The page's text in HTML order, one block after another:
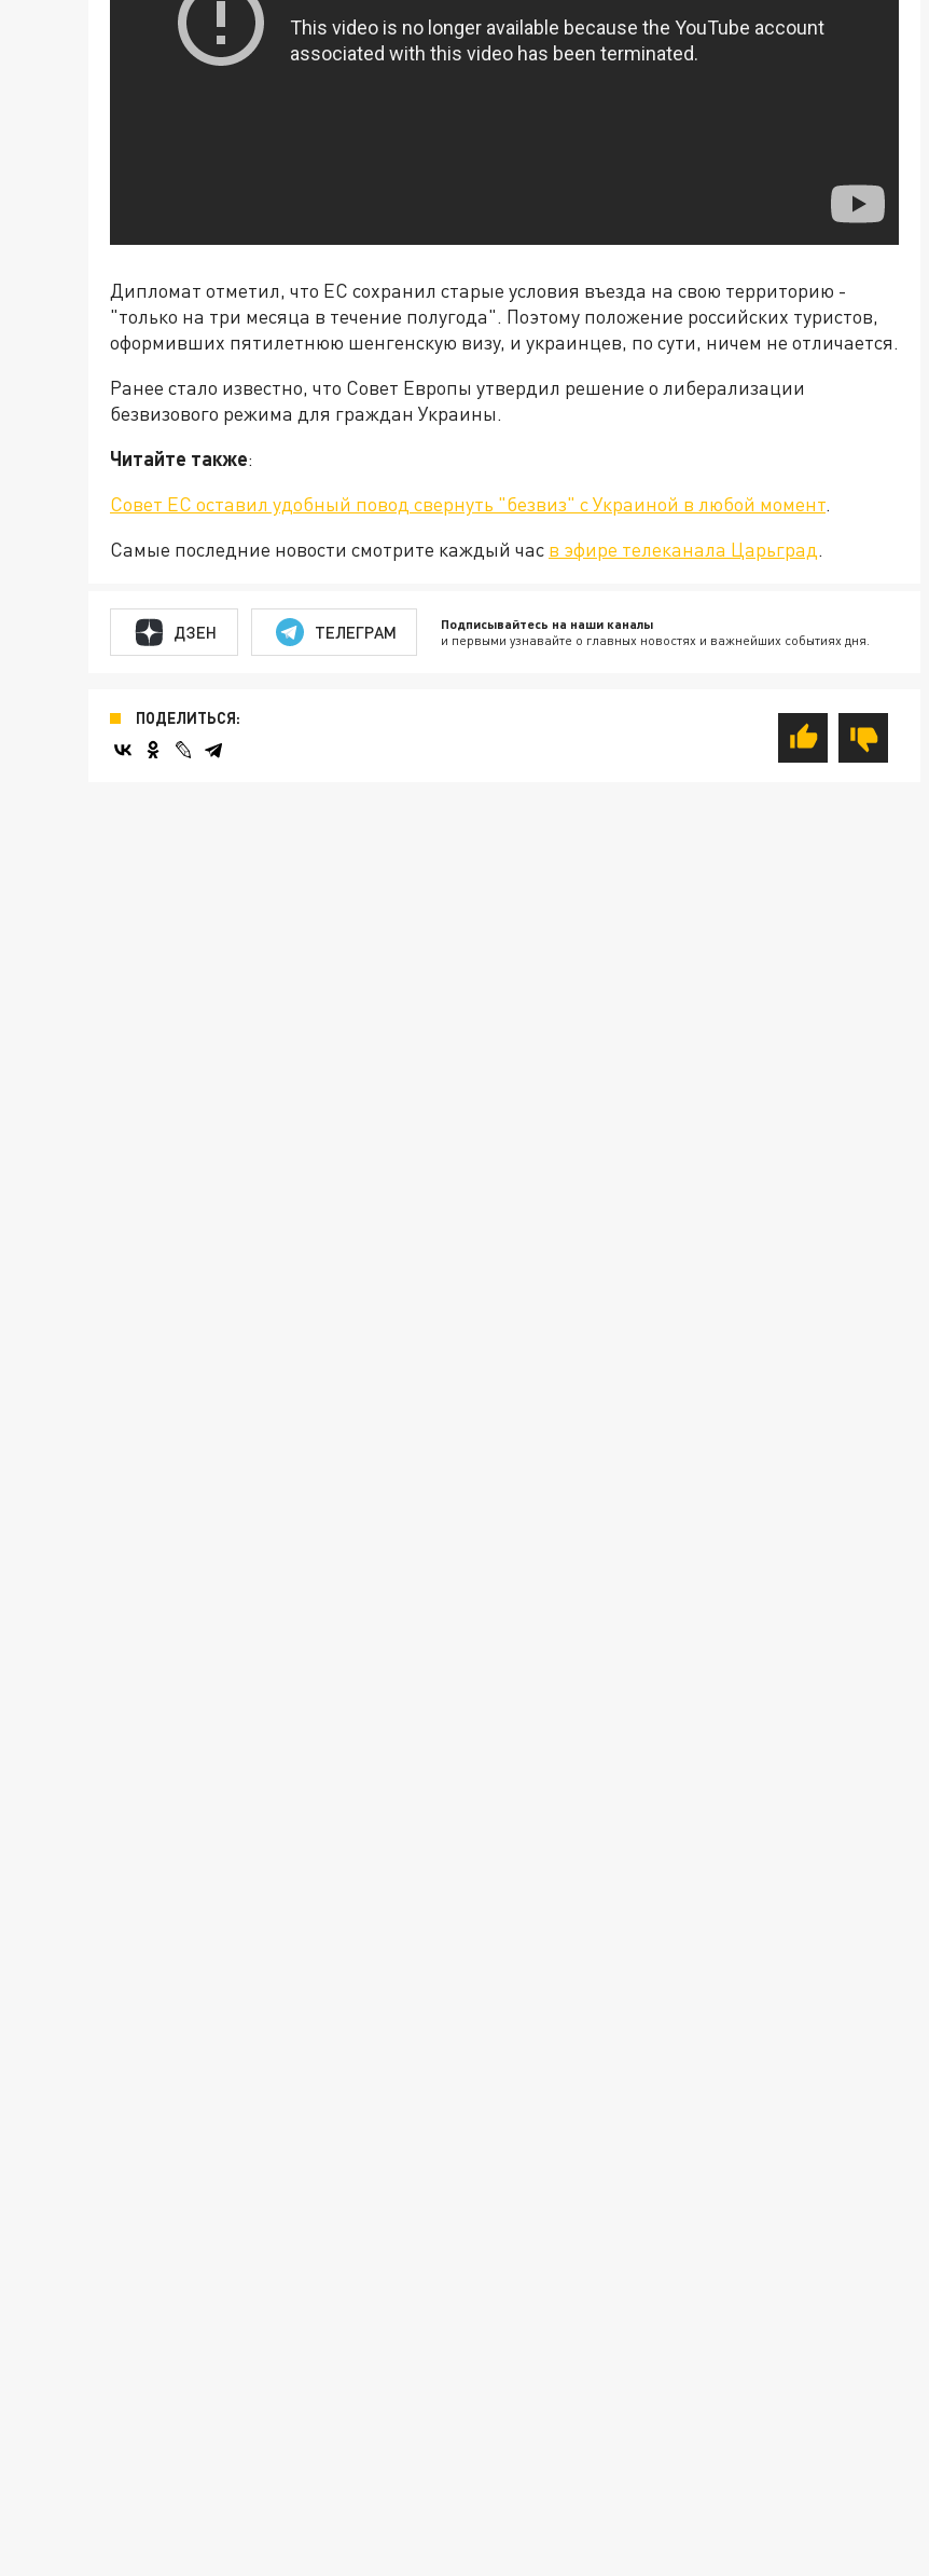
Дипломат отметил, что ЕС сохранил старые условия въезда на свою территорию -
"только на три месяца в течение полугода". Поэтому положение российских туристов,
оформивших пятилетнюю шенгенскую визу, и украинцев, по сути, ничем не отличается.
Ранее стало известно, что Совет Европы утвердил решение о либерализации
безвизового режима для граждан Украины.
Читайте также:
Совет ЕС оставил удобный повод свернуть "безвиз" с Украиной в любой момент.
Самые последние новости смотрите каждый час в эфире телеканала Царьград.
ДЗЕН ТЕЛЕГРАМ Подписывайтесь на наши каналы
и первыми узнавайте о главных новостях и важнейших событиях дня.
ПОДЕЛИТЬСЯ: